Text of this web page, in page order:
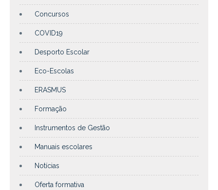
Concursos
COVID19
Desporto Escolar
Eco-Escolas
ERASMUS
Formação
Instrumentos de Gestão
Manuais escolares
Notícias
Oferta formativa